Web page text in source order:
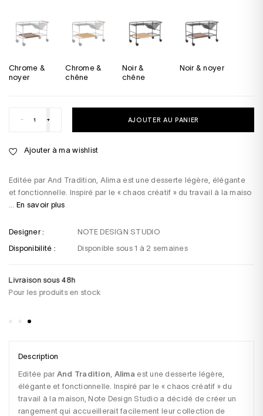
Editée par And Tradition, Alima est une desserte légère, élégante
et fonctionnelle. Inspiré par le « chaos créatif » du travail à la maiso
En savoir plus
Chrome &
noyer
Chrome &
chêne
Noir &
chêne
Noir & noyer
Designer :
NOTE DESIGN STUDIO
Disponibilité :
Disponible sous 1 à 2 semaines
- + AJOUTER AU PANIER
Livraison sous 48h
Pour les produits en stock
Ajouter à ma wishlist
Description
Editée par And Tradition Alima est une desserte légère,
élégante et fonctionnelle. Inspiré par le « chaos créatif » du
travail à la maison, Note Design Studio a décidé de créer un
rangement qui accueillerait facilement leur collection de